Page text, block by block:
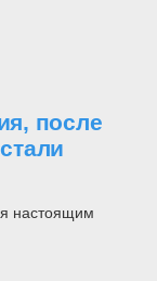
после
настоящим